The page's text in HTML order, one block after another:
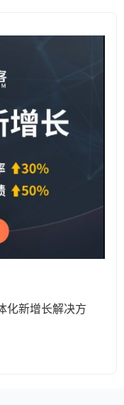
化新增长解决方